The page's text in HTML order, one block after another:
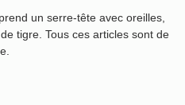
un serre-tête avec oreilles,
tigre. Tous ces articles sont de